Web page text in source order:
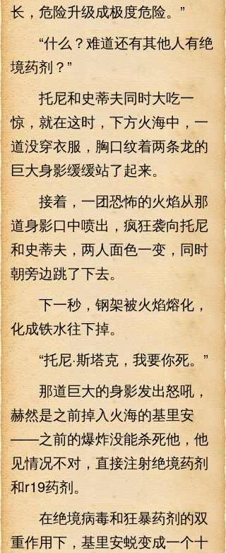
长，危险升级成极度危险。”
“什么？难道还有其他人有绝
境药剂？”
托尼和史蒂夫同时大吃一
惊，就在这时，下方火海中，一
道没穿衣服，胸口纹着两条龙的
巨大身影缓缓站了起来。
接着，一团恐怖的火焰从那
道身影口中喷出，疯狂袭向托尼
和史蒂夫，两人面色一变，同时
朝旁边跳了下去。
下一秒，钢架被火焰熔化，
化成铁水往下掉。
“托尼·斯塔克，我要你死。”
那道巨大的身影发出怒吼，
赫然是之前掉入火海的基里安
——之前的爆炸没能杀死他，他
见情况不对，直接注射绝境药剂
和r19药剂。
在绝境病毒和狂暴药剂的双
重作用下，基里安蜕变成一个十